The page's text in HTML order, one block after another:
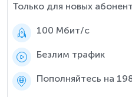
Только для новых
100 Мбит/c
Безлим трафик
Пополняйтесь на